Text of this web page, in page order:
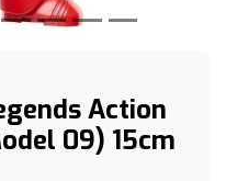
Action
09) 15cm